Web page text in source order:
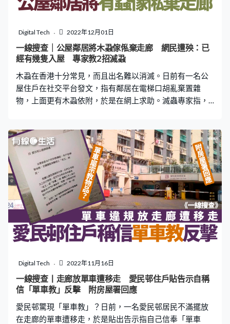
居媽媽及自己，一家八口，現居500呎公屋，月租4千元。
險費、停車場費、油費；2萬元則用作房租和生活費，扣除
以上開支，每月至少儲4至5萬元。 慳錢全靠吃薄餅、做咖
哩飯 主持人問到：「如果你冇咁多仔女，你都買到樓，揀
Digital Tech 2022年12月01日
一線搜查｜公屋鄰居將木蝨傢俬棄走廊 網民遭殃：已
經有幾隻入屋 專家教2招滅蝨
木蝨在香港十分常見，而且出名難以消滅。日前有一名公
屋住戶在社交平台發文，指有鄰居在電梯口胡亂棄置雜
物，上面更有木蝨依附，於是在網上求助。滅蟲專家指，
享2大滅木蝨方法。 一名公屋居民在Facebook群組「床蝨
疑問及討論區」發文，並上載了兩張照片，指自己在單位
附近的電梯口發現有鄰居胡亂棄置雜物，而且更看到上面
有木蚤依附。從照片可見，走廊位置有一堆物品，當中包
括一個長型大櫃、幾個木架及一些床單枕袋。 該名居民為
此感到困擾，並向網民求助「有乜方法防止（木蝨）入
屋」，隨後又指「已經有幾隻入屋」、「請問用千赤士
（滅蟲劑）噴門口周圍，要唔要搵嘢掃呢？」帖文一出，
不少網民直斥該鄰居行為自私缺德，「啲人好無公德
物前，應先做好清潔或安全措施，「係要用膠袋包住封好
先掉囉」、「其實應該殺死晒先掉，因為就咁掉去垃圾
房，都會有啲執垃圾嘅人執返屋企，最後都係惹到隔離左
接受《一線搜查》訪問指，木蝨又稱為臭蟲，
Digital Tech 2022年11月16日
一線搜查丨走廊放單車遭移走 愛民邨住戶貼告示自稱
信「單車教」反擊 附房屋署回應
愛民邨驚現「單車教」？日前，一名愛民邨居民不滿擺放
在走廊的單車遭移走，於是貼出告示指自己信奉「單車